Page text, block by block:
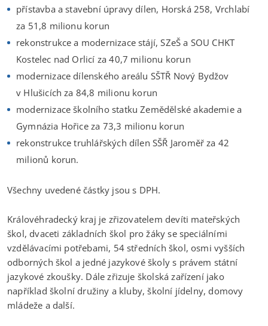
přístavba a stavební úpravy dílen, Horská 258, Vrchlabí
za 51,8 milionu korun
rekonstrukce a modernizace stájí, SZeŠ a SOU CHKT
Kostelec nad Orlicí za 40,7 milionu korun
modernizace dílenského areálu SŠTŘ Nový Bydžov
v Hlušicích za 84,8 milionu korun
modernizace školního statku Zemědělské akademie a
Gymnázia Hořice za 73,3 milionu korun
rekonstrukce truhlářských dílen SŠŘ Jaroměř za 42
milionů korun.
Všechny uvedené částky jsou s DPH.
Královéhradecký kraj je zřizovatelem devíti mateřských
škol, dvaceti základních škol pro žáky se speciálními
vzdělávacími potřebami, 54 středních škol, osmi vyšších
odborných škol a jedné jazykové školy s právem státní
jazykové zkoušky. Dále zřizuje školská zařízení jako
například školní družiny a kluby, školní jídelny, domovy
mládeže a další.